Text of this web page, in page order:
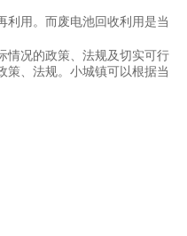
用。而废电池回收利用是当
况的政策、法规及切实可行
策、法规。小城镇可以根据当